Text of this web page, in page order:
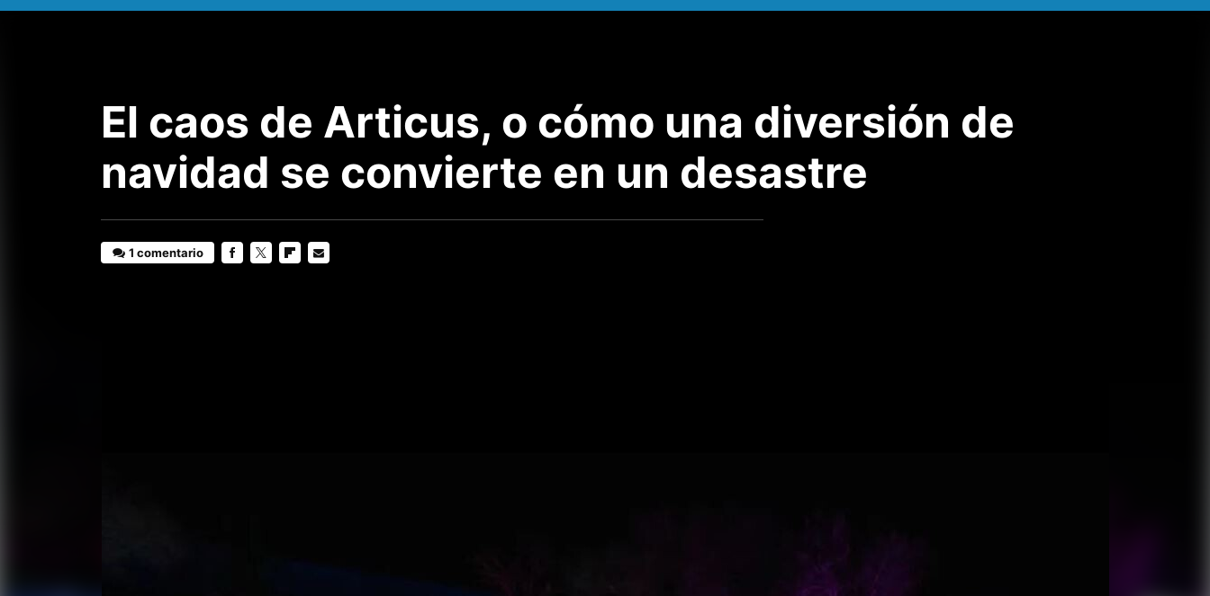
El caos de Articus, o cómo una diversión de
navidad se convierte en un desastre
1 comentario